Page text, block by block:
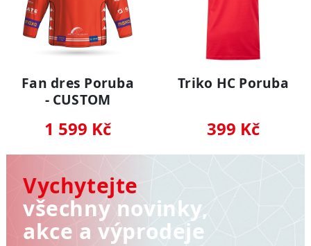
Fan dres Poruba
- CUSTOM
1 599 Kč
Triko HC Poruba
399 Kč
Vychytejte
všechny novinky,
akce a výprodeje